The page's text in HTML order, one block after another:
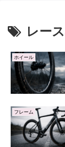
レー
ホイール
フレーム